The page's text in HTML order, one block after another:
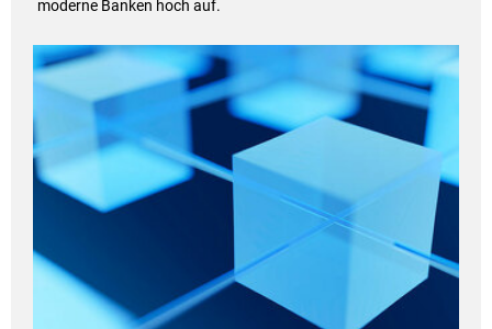
moderne Banken hoch auf.